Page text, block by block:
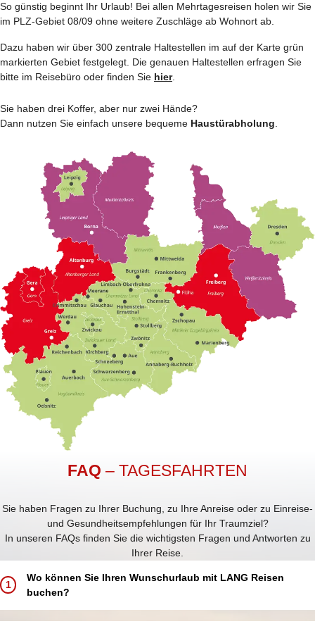
So günstig beginnt Ihr Urlaub! Bei allen Mehrtages­reisen holen wir Sie
im PLZ-Gebiet 08/09 ohne weitere Zuschläge ab Wohnort ab.
Dazu haben wir über 300 zentrale Haltestellen im auf der Karte grün
markierten Gebiet festgelegt. Die genauen Haltestellen erfragen Sie
bitte im Reisebüro oder finden Sie hier.
Sie haben drei Koffer, aber nur zwei Hände?
Dann nutzen Sie einfach unsere bequeme Haustürabholung.
FAQ – TAGESFAHRTEN
Sie haben Fragen zu Ihrer Buchung, zu Ihre Anreise oder zu Einreise-
und Gesundheitsempfehlungen für Ihr Traumziel?
In unseren FAQs finden Sie die wichtigsten Fragen und Antworten zu
Ihrer Reise.
1
Wo können Sie Ihren Wunschurlaub mit LANG Reisen
buchen?
Buchen Sie Ihren Traumurlaub ganz einfach und bequem: